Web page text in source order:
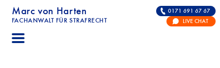
Marc von Harten
FACHANWALT FÜR STRAFRECHT
STRAFRECHT | RECHTSANWALT FÜR DIE
0171 691 67 67
LIVE CHAT